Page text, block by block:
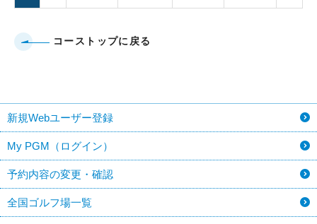
コーストップに戻る
新規Webユーザー登録
My PGM（ログイン）
予約内容の変更・確認
全国ゴルフ場一覧